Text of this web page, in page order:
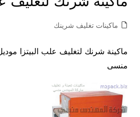
ماكينات تغليف شرينك
منسى